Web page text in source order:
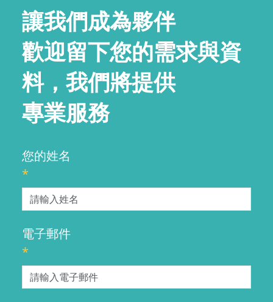
讓我們成為夥伴
歡迎留下您的需求與資
料，我們將提供
專業服務
您的姓名
*
電子郵件
*